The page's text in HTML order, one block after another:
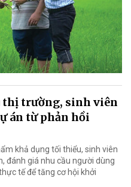
thị trường, sinh viên
án từ phản hồi
khả dụng tối thiểu, sinh viên
đánh giá nhu cầu người dùng
tế để tăng cơ hội khởi